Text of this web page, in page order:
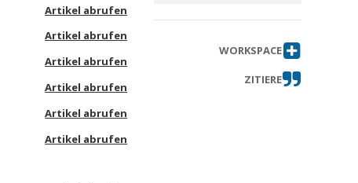
Artikel abrufen
Artikel abrufen
Artikel abrufen
Artikel abrufen
Artikel abrufen
Artikel abrufen
WORKSPACE
ZITIERE